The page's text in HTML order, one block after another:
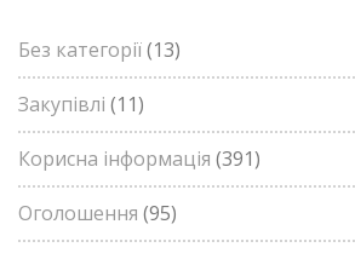
Без категорії(13)
Закупівлі (11)
Корисна інформація (391)
Оголошення (95)